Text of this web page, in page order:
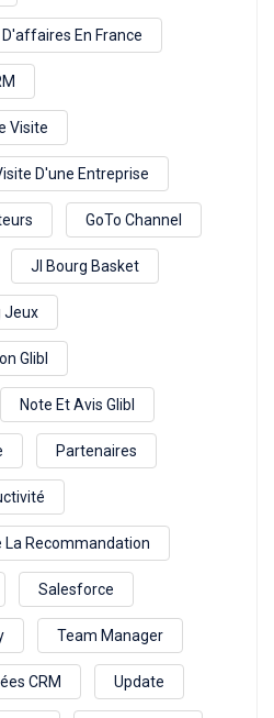
En France
Visite
D'une Entreprise
GoTo Channel
Jl Bourg Basket
Jeux
Glibl
Note Et Avis Glibl
Partenaires
La Recommandation
Salesforce
Team Manager
CRM Update